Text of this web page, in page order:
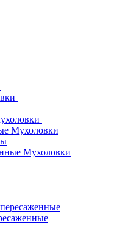
Мухоловки
Мухоловки